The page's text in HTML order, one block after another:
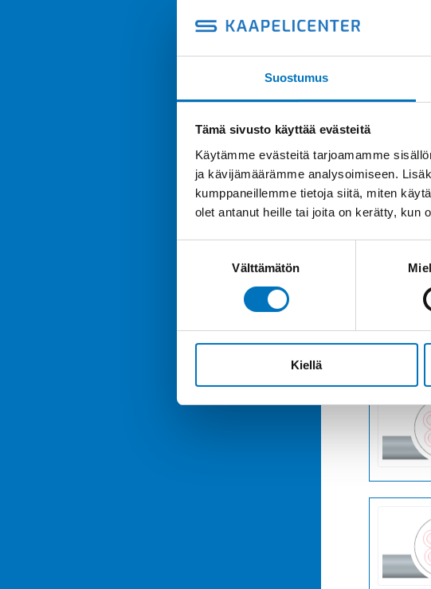
Suostumus
Tämä sivusto käyttää evästeitä
Käytämme evästeitä tarjoamamme
ja kävijämäärämme analysoimiseen.
kumppaneillemme tietoja siitä, miten
olet antanut heille tai joita on kerätty, kun
Välttämätön
Kiellä
Saman